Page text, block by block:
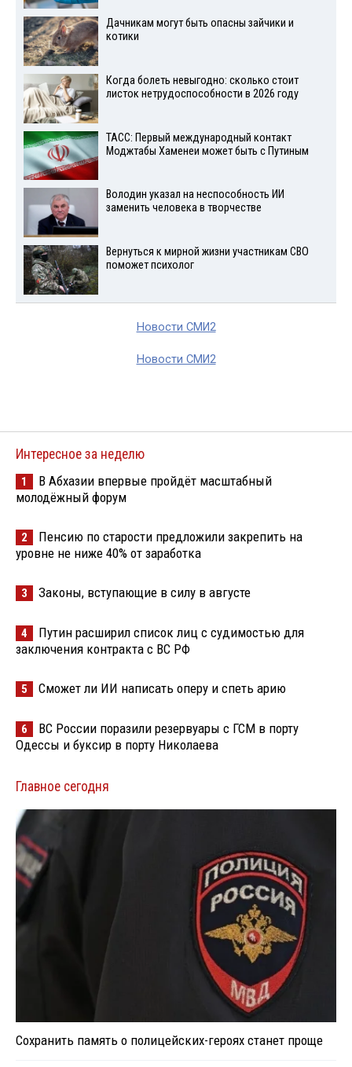
Дачникам могут быть опасны зайчики и
котики
Когда болеть невыгодно: сколько стоит
листок нетрудоспособности в 2026 году
ТАСС: Первый международный контакт
Моджтабы Хаменеи может быть с Путиным
Володин указал на неспособность ИИ
заменить человека в творчестве
Вернуться к мирной жизни участникам СВО
поможет психолог
Новости СМИ2
Новости СМИ2
Интересное за неделю
1
В Абхазии впервые пройдёт масштабный
молодёжный форум
2
Пенсию по старости предложили закрепить на
уровне не ниже 40% от заработка
3 Законы, вступающие в силу в августе
4
Путин расширил список лиц с судимостью для
заключения контракта с ВС РФ
5 Сможет ли ИИ написать оперу и спеть арию
6
ВС России поразили резервуары с ГСМ в порту
Одессы и буксир в порту Николаева
Главное сегодня
Сохранить память о полицейских-героях станет проще